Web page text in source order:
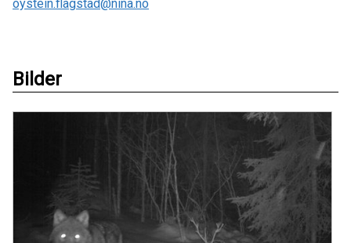
oystein.flagstad@nina.no
Bilder